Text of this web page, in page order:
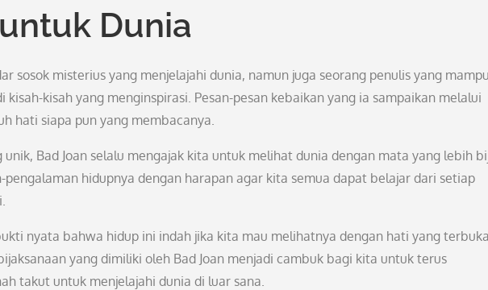
Dunia
sosok misterius yang menjelajahi dunia, namun juga seorang penulis yang mampu
kisah yang menginspirasi. Pesan-pesan kebaikan yang ia sampaikan melalui
hati siapa pun yang membacanya.
Bad Joan selalu mengajak kita untuk melihat dunia dengan mata yang lebih
hidupnya dengan harapan agar kita semua dapat belajar dari setiap
nyata bahwa hidup ini indah jika kita mau melihatnya dengan hati yang
yang dimiliki oleh Bad Joan menjadi cambuk bagi kita untuk terus
takut untuk menjelajahi dunia di luar sana.